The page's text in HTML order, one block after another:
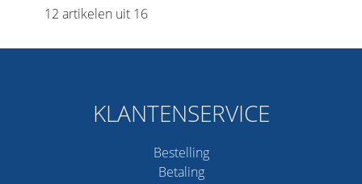
12 artikelen uit 16
KLANTENSERVICE
Bestelling
Betaling